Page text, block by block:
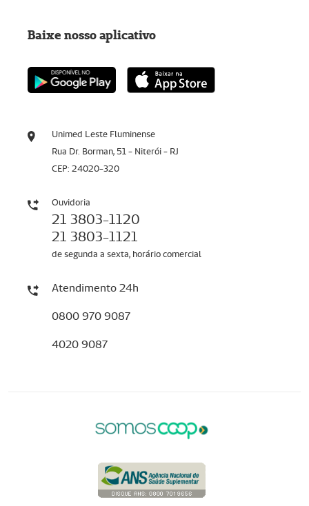
Unimed Leste Fluminense
Rua Dr. Borman, 51 - Niterói - RJ
CEP: 24020-320
Ouvidoria
21 3803-1120
21 3803-1121
de segunda a sexta, horário comercial
Atendimento 24h
0800 970 9087
4020 9087
Baixe nosso aplicativo